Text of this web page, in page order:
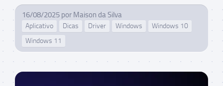
16/08/2025 por Maison da Silva
Aplicativo Dicas Driver Windows
Windows 10
Windows 11